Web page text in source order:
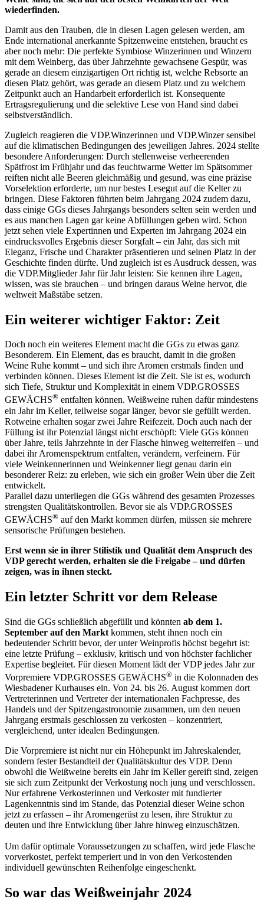
wiederfinden.
Damit aus den Trauben, die in diesen Lagen gelesen werden, am
Ende international anerkannte Spitzenweine entstehen, braucht es
aber noch mehr: Die perfekte Symbiose Winzerinnen und Winzern
mit dem Weinberg, das über Jahrzehnte gewachsene Gespür, was
gerade an diesem einzigartigen Ort richtig ist, welche Rebsorte an
diesen Platz gehört, was gerade an diesem Platz und zu welchem
Zeitpunkt auch an Handarbeit erforderlich ist. Konsequente
Ertragsregulierung und die selektive Lese von Hand sind dabei
selbstverständlich.
Zugleich reagieren die VDP.Winzerinnen und VDP.Winzer sensibel
auf die klimatischen Bedingungen des jeweiligen Jahres. 2024 stellte
besondere Anforderungen: Durch stellenweise verheerenden
Spätfrost im Frühjahr und das feuchtwarme Wetter im Spätsommer
reiften nicht alle Beeren gleichmäßig und gesund, was eine präzise
Vorselektion erforderte, um nur bestes Lesegut auf die Kelter zu
bringen. Diese Faktoren führten beim Jahrgang 2024 zudem dazu,
dass einige GGs dieses Jahrgangs besonders selten sein werden und
es aus manchen Lagen gar keine Abfüllungen geben wird. Schon
jetzt sehen viele Expertinnen und Experten im Jahrgang 2024 ein
eindrucksvolles Ergebnis dieser Sorgfalt – ein Jahr, das sich mit
Eleganz, Frische und Charakter präsentieren und seinen Platz in der
Geschichte finden dürfte. Und zugleich ist es Ausdruck dessen, was
die VDP.Mitglieder Jahr für Jahr leisten: Sie kennen ihre Lagen,
wissen, was sie brauchen – und bringen daraus Weine hervor, die
weltweit Maßstäbe setzen.
Ein weiterer wichtiger Faktor: Zeit
Doch noch ein weiteres Element macht die GGs zu etwas ganz
Besonderem. Ein Element, das es braucht, damit in die großen
Weine Ruhe kommt – und sich ihre Aromen erstmals finden und
verbinden können. Dieses Element ist die Zeit. Sie ist es, wodurch
sich Tiefe, Struktur und Komplexität in einem VDP.GROSSES
GEWÄCHS® entfalten können. Weißweine ruhen dafür mindestens
ein Jahr im Keller, teilweise sogar länger, bevor sie gefüllt werden.
Rotweine erhalten sogar zwei Jahre Reifezeit. Doch auch nach der
Füllung ist ihr Potenzial längst nicht erschöpft: Viele GGs können
über Jahre, teils Jahrzehnte in der Flasche hinweg weiterreifen – und
dabei ihr Aromenspektrum entfalten, verändern, verfeinern. Für
viele Weinkennerinnen und Weinkenner liegt genau darin ein
besonderer Reiz: zu erleben, wie sich ein großer Wein über die Zeit
entwickelt.
Parallel dazu unterliegen die GGs während des gesamten Prozesses
strengsten Qualitätskontrollen. Bevor sie als VDP.GROSSES
GEWÄCHS® auf den Markt kommen dürfen, müssen sie mehrere
sensorische Prüfungen bestehen.
Erst wenn sie in ihrer Stilistik und Qualität dem Anspruch des
VDP gerecht werden, erhalten sie die Freigabe – und dürfen
zeigen, was in ihnen steckt.
Ein letzter Schritt vor dem Release
Sind die GGs schließlich abgefüllt und könnten ab dem 1.
September auf den Markt kommen, steht ihnen noch ein
bedeutender Schritt bevor, der unter Weinprofis höchst begehrt ist:
eine letzte Prüfung – exklusiv, kritisch und von höchster fachlicher
Expertise begleitet. Für diesen Moment lädt der VDP jedes Jahr zur
Vorpremiere VDP.GROSSES GEWÄCHS® in die Kolonnaden des
Wiesbadener Kurhauses ein. Von 24. bis 26. August kommen dort
Vertreterinnen und Vertreter der internationalen Fachpresse, des
Handels und der Spitzengastronomie zusammen, um den neuen
Jahrgang erstmals geschlossen zu verkosten – konzentriert,
vergleichend, unter idealen Bedingungen.
Die Vorpremiere ist nicht nur ein Höhepunkt im Jahreskalender,
sondern fester Bestandteil der Qualitätskultur des VDP. Denn
obwohl die Weißweine bereits ein Jahr im Keller gereift sind, zeigen
sie sich zum Zeitpunkt der Verkostung noch jung und verschlossen.
Nur erfahrene Verkosterinnen und Verkoster mit fundierter
Lagenkenntnis sind im Stande, das Potenzial dieser Weine schon
jetzt zu erfassen – ihr Aromengerüst zu lesen, ihre Struktur zu
deuten und ihre Entwicklung über Jahre hinweg einzuschätzen.
Um dafür optimale Voraussetzungen zu schaffen, wird jede Flasche
vorverkostet, perfekt temperiert und in von den Verkostenden
individuell gewünschten Reihenfolge eingeschenkt.
So war das Weißweinjahr 2024